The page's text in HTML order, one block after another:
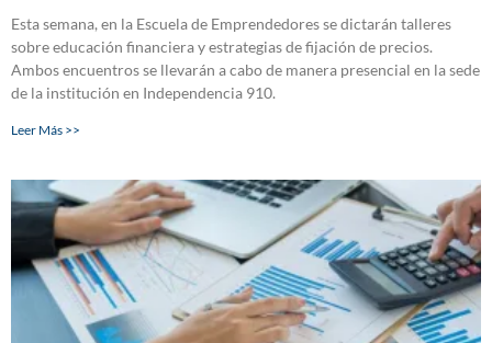
Esta semana, en la Escuela de Emprendedores se dictarán talleres
sobre educación financiera y estrategias de fijación de precios.
Ambos encuentros se llevarán a cabo de manera presencial en la sede
de la institución en Independencia 910.
Leer Más >>